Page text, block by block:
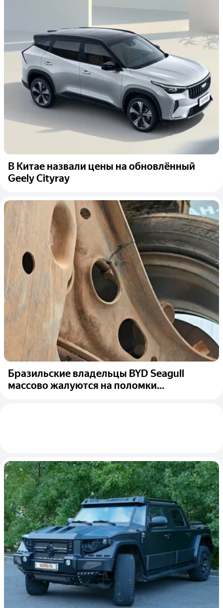
В Китае назвали цены на обновлённый
Geely Cityray
Бразильские владельцы BYD Seagull
массово жалуются на поломки...